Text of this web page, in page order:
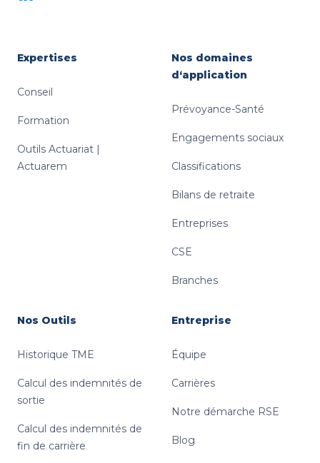
Expertises
Conseil
Formation
Outils Actuariat |
Actuarem
Nos domaines
d‘application
Prévoyance-Santé
Engagements sociaux
Classifications
Bilans de retraite
Entreprises
CSE
Branches
Nos Outils
Historique TME
Calcul des indemnités de
sortie
Calcul des indemnités de
fin de carrière
Entreprise
Équipe
Carrières
Notre démarche RSE
Blog